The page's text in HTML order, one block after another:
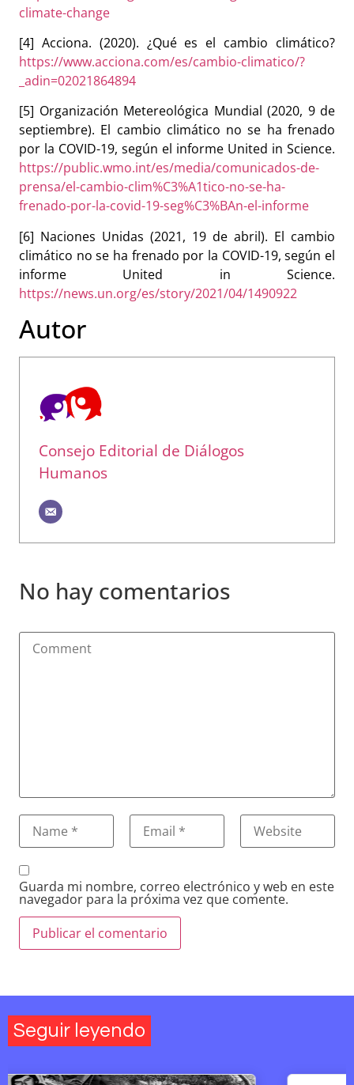
climate-change
[4] Acciona. (2020). ¿Qué es el cambio climático?
https://www.acciona.com/es/cambio-climatico/?
_adin=02021864894
[5] Organización Metereológica Mundial (2020, 9 de
septiembre). El cambio climático no se ha frenado
por la COVID-19, según el informe United in Science.
https://public.wmo.int/es/media/comunicados-de-
prensa/el-cambio-clim%C3%A1tico-no-se-ha-
frenado-por-la-covid-19-seg%C3%BAn-el-informe
[6] Naciones Unidas (2021, 19 de abril). El cambio
climático no se ha frenado por la COVID-19, según el
informe United in Science.
https://news.un.org/es/story/2021/04/1490922
Autor
Consejo Editorial de Diálogos
Humanos
No hay comentarios
Guarda mi nombre, correo electrónico y web en este
navegador para la próxima vez que comente.
Seguir leyendo